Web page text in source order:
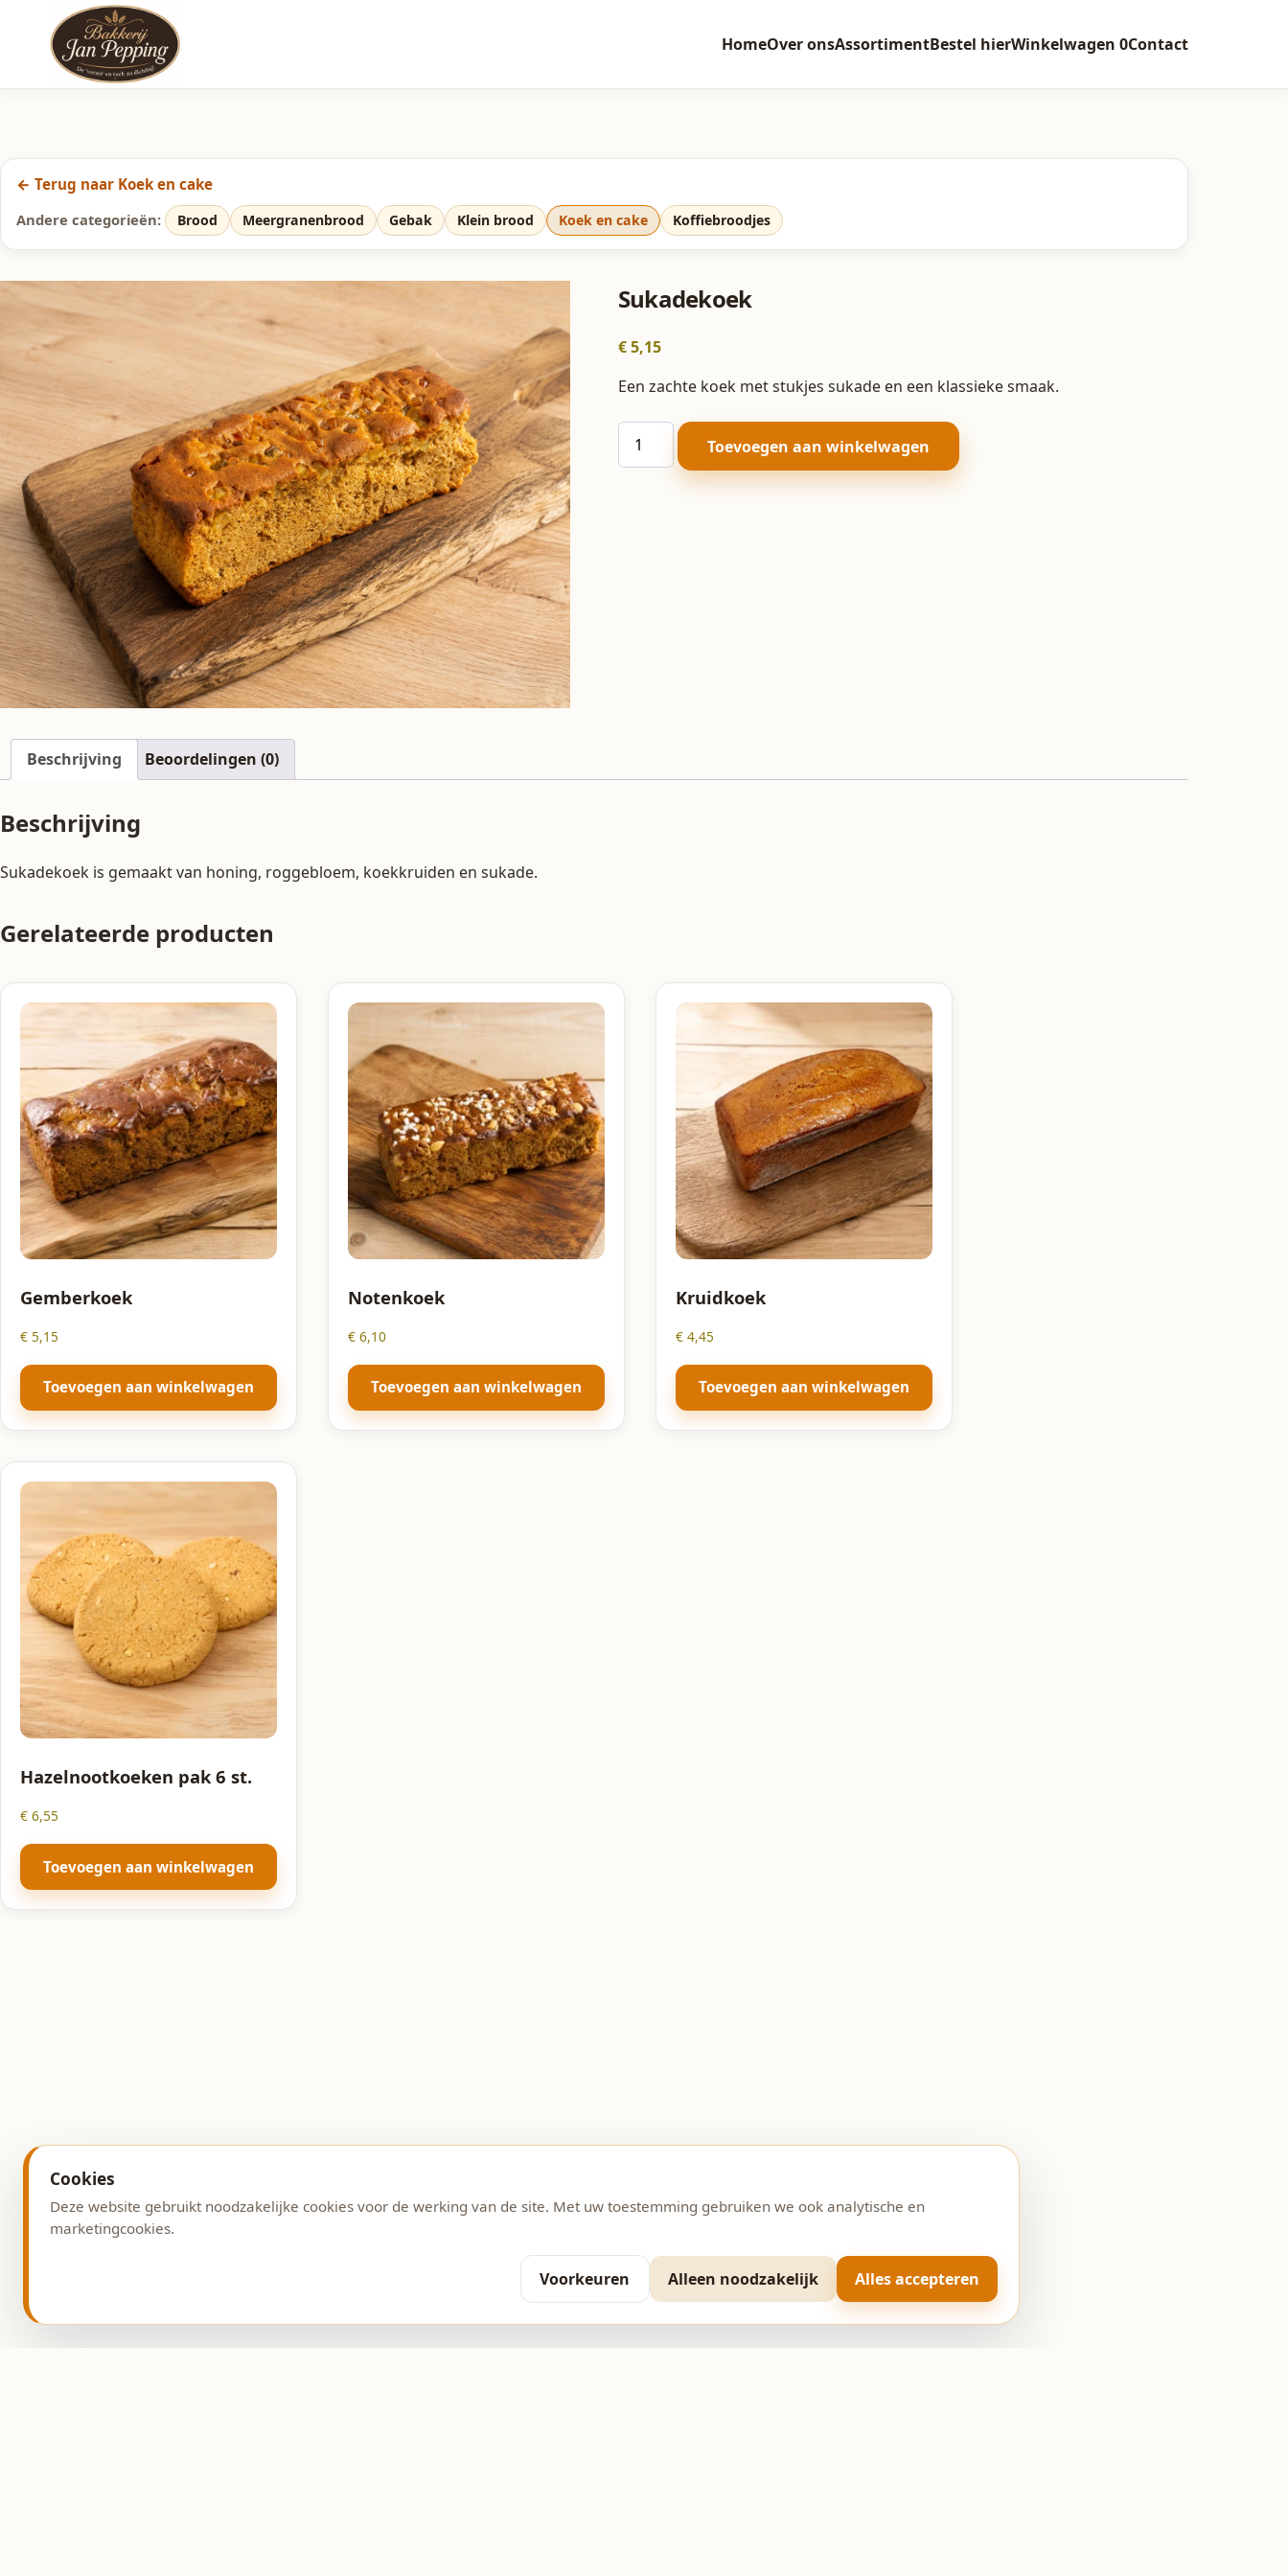
HomeOver onsAssortimentBestel hierWinkelwagen 0Contact
← Terug naar Koek en cake
Andere categorieën:
Brood Meergranenbrood Gebak Klein brood Koek en cake Koffiebroodjes
Sukadekoek
€5,15
Een zachte koek met stukjes sukade en een klassieke smaak.
Sukadekoek
aantal
Toevoegen aan winkelwagen
Beschrijving Beoordelingen (0)
Beschrijving
Sukadekoek is gemaakt van honing, roggebloem, koekkruiden en sukade.
Gerelateerde producten
Gemberkoek
€ 5,15
Toevoegen aan winkelwagen
Notenkoek
€ 6,10
Toevoegen aan winkelwagen
Kruidkoek
€ 4,45
Toevoegen aan winkelwagen
Hazelnootkoeken pak 6 st.
€ 6,55
Toevoegen aan winkelwagen
Cookies
Deze website gebruikt noodzakelijke cookies voor de werking van de site. Met uw toestemming gebruiken we ook analytische en
marketingcookies.
Voorkeuren Alleen noodzakelijk Alles accepteren